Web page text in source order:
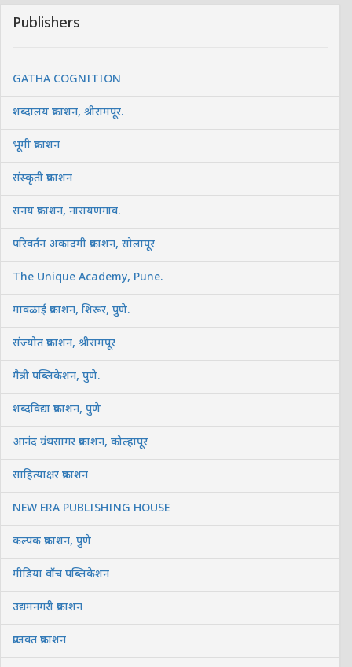
Publishers
GATHA COGNITION
शब्दालय प्रकाशन, श्रीरामपूर.
भूमी प्रकाशन
संस्कृती प्रकाशन
सनय प्रकाशन, नारायणगाव.
परिवर्तन अकादमी प्रकाशन, सोलापूर
The Unique Academy, Pune.
मावळाई प्रकाशन, शिरूर, पुणे.
संज्योत प्रकाशन, श्रीरामपूर
मैत्री पब्लिकेशन, पुणे.
शब्दविद्या प्रकाशन, पुणे
आनंद ग्रंथसागर प्रकाशन, कोल्हापूर
साहित्याक्षर प्रकाशन
NEW ERA PUBLISHING HOUSE
कल्पक प्रकाशन, पुणे
मीडिया वॉच पब्लिकेशन
उद्यमनगरी प्रकाशन
प्राजक्त प्रकाशन